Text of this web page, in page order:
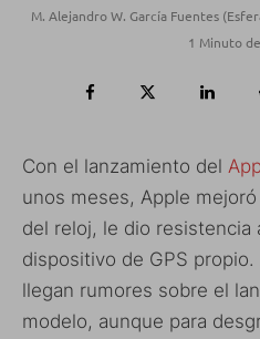
M. Alejandro W. García Fuentes
1 Minuto
Con el lanzamiento del
unos meses, Apple
del reloj, le dio resistencia
dispositivo de GPS
llegan rumores sobre el
modelo, aunque para